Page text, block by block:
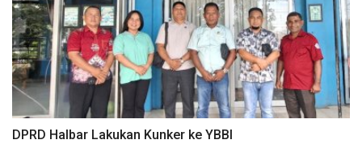
DPRD Halbar Lakukan Kunker ke YBBI